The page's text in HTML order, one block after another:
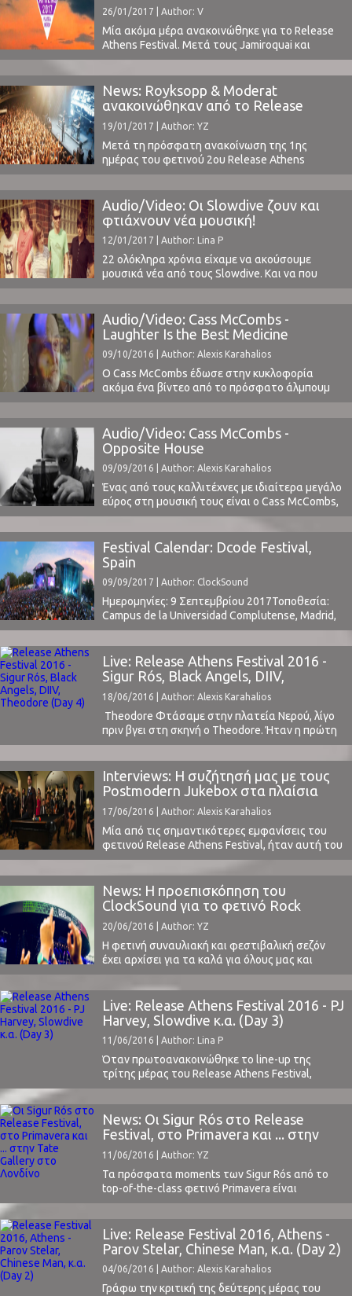
Ιουνίου, αποτελώντας ένα ...
26/01/2017 | Author: V
Μία ακόμα μέρα ανακοινώθηκε για το Release
Athens Festival. Μετά τους Jamiroquai και
Michael Kiwanuka για τις 17 Ιουνίου και τους
Royksopp και Moderat για τις 2 Ιουνίου, σήμερα
ανακοινώθηκε και η Τρίτη μέρα του φεστιβάλ.
Στις 16 Ιουνίου το ελληνικό κοινό θα έχει την
ευκαιρία να απολαύσει τους Thievery ...
News: Royksopp & Moderat
ανακοινώθηκαν από το Release
Athens 2017
19/01/2017 | Author: YZ
Μετά τη πρόσφατη ανακοίνωση της 1ης
ημέρας του φετινού 2ου Release Athens
Festival, μια ακόμα ανακοίνωση με κορυφαία
ονόματα έρχεται να προτεθεί και να μας κάνει
να αναμένουμε με μεγάλες προσδοκίες.Οι
Royksopp και οι Moderat θα εμφανιστούν στις 2
Ιουνίου στην Πλατεία Νερού και το μόνο
σίγουρο είναι ότι εκείνο ...
Audio/Video: Οι Slowdive ζουν και
φτιάχνουν νέα μουσική!
12/01/2017 | Author: Lina P
22 ολόκληρα χρόνια είχαμε να ακούσουμε
μουσικά νέα από τους Slowdive. Και να που
μετά από διάφορα teasers και posts στα
κοινωνικά μέσα, κυκλοφορούν το πρώτο τους
single μετά το άλμπουμ "Pygmalion" του 1995.Οι
Slowdive επανενώθηκαν το 2014,
σφραγίζοντας αυτήν την επανένωση με
διάφορες εμφανίσεις σε φεστιβάλ, μεταξύ
αυτών και ...
Audio/Video: Cass McCombs -
Laughter Is the Best Medicine
09/10/2016 | Author: Alexis Karahalios
Ο Cass McCombs έδωσε στην κυκλοφορία
ακόμα ένα βίντεο από το πρόσφατο άλμπουμ
του, Mangy Love.Έτσι, περίπου έναν μήνα μετά
το Opposite House, έχουμε το βίντεο από το
Laughter Is The Best Medicine, σε σκηνοθεσία
Andrew Costigan, το οποίο μπορείτε να δείτε
παρακάτω: ⁪ Να θυμίσουμε ότι τον McCombs
τον είχαμε δει ...
Audio/Video: Cass McCombs -
Opposite House
09/09/2016 | Author: Alexis Karahalios
Ένας από τους καλλιτέχνες με ιδιαίτερα μεγάλο
εύρος στη μουσική τους είναι ο Cass McCombs,
ο οποίος λίγους μήνες μετά την εμφάνισή του
στο Release Athens Festival 2016 (διαβάστε την
κριτική μας εδώ), έδωσε στην κυκλοφορία το
βίντεο για το πολύ όμορφο κομμάτι του,
Opposite House.Το συγκεκριμένο τραγούδι
βρίσκεται στον ...
Festival Calendar: Dcode Festival,
Spain
09/09/2017 | Author: ClockSound
Ημερομηνίες: 9 Σεπτεμβρίου 2017Τοποθεσία:
Campus de la Universidad Complutense, Madrid,
SpainΤιμή Εισιτηρίου: 65 eurosΤο Line Up
περιλαμβάνει: Band of Horses, Interpol, Franz
Ferdinand, Daughter, Liam Gallagher, The Kooks,
La Femme, Milky Chance, Charli XCX,
κ.α.www.dcodefest.com
Live: Release Athens Festival 2016 -
Sigur Rós, Black Angels, DIIV,
Theodore (Day 4)
18/06/2016 | Author: Alexis Karahalios
Theodore Φτάσαμε στην πλατεία Νερού, λίγο
πριν βγει στη σκηνή ο Theodore. Ήταν η πρώτη
φορά που τον είδαμε live και μπορώ να πω ότι
αποτέλεσε την έκπληξη της βραδιάς. Η άρτια
επαγγελματική του εμφάνιση, η εξαιρετική
ενορχήστρωση των κομματιών και η
Theodore ήταν εκφραστικότατος ...
Interviews: Η συζήτησή μας με τους
Postmodern Jukebox στα πλαίσια
του Release Athens Festival
17/06/2016 | Author: Alexis Karahalios
Μία από τις σημαντικότερες εμφανίσεις του
φετινού Release Athens Festival, ήταν αυτή του
Scott Bradlee με τους Postmodern Jukebox
(διαβάστε την κριτική μας εδώ) . O Scott
Bradlee, έδωσε μία πολύ ενδιαφέρουσα
συνέντευξη στο ClockSound, λίγες ώρες πριν
την εμφάνιση του συγκροτήματος στην
Πλατεία Νερού, που ακολουθεί
παρακάτω: Είστε ευρέως γνωστοί ...
News: Η προεπισκόπηση του
ClockSound για το φετινό Rock
Werchter Festival στο Βέλγιο
20/06/2016 | Author: YZ
Η φετινή συναυλιακή και φεστιβαλική σεζόν
έχει αρχίσει για τα καλά για όλους μας και
ειδικότερα για το ClockSound. Μόλις πριν λίγες
ημέρες προσκληθήκαμε για να παρευρεθούμε
επίσημα και να καλύψουμε από κοντά για τους
αναγνώστες μας το φετινό Rock Werchter
Festival, που λαμβάνει χώρα στο Βέλγιο και το
Werchter ...
Live: Release Athens Festival 2016 - PJ
Harvey, Slowdive κ.α. (Day 3)
11/06/2016 | Author: Lina P
Όταν πρωτοανακοινώθηκε το line-up της
τρίτης μέρας του Release Athens Festival,
σκεφτήκαμε ότι αυτό το εισιτήριο θα είναι το
smart-buy της χρονιάς. Slowdive: η μπάντα που
έφτιαξε το όνομα της με το Souvlaki και δεν
είχε αξιωθεί ποτέ να επισκεφθεί τη γενέτειρά
του. Αυτό, λοιπόν, θα ήταν το σωστό timing ...
News: Οι Sigur Rós στο Release
Festival, στο Primavera και ... στην
Tate Gallery στο Λονδίνο
11/06/2016 | Author: YZ
Τα πρόσφατα moments των Sigur Rós από το
top-of-the-class φετινό Primavera είναι
αυτά:Sigur Rós - Video 1Sigur Rós - Video 2 Τα
επόμενα moments "are coming soon in a cinema
near you" και σε μια από τις πρώτες τους
ζωντανές εμφανίσεις, μετά από τρία χρόνια
συναυλιακής απουσίας, στο Release Athens
Festival ...
Live: Release Festival 2016, Athens -
Parov Stelar, Chinese Man, κ.α. (Day 2)
04/06/2016 | Author: Alexis Karahalios
Γράφω την κριτική της δεύτερης μέρας του